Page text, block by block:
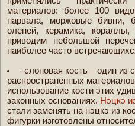
материалов: более 100
нарвала, моржовые бивни,
оленей, керамика,
приводим небольшой
наиболее часто
- слоновая кость – один из
распространённых
использование кости этих
законных основаниях. Нэцкэ
стали заменять на нэцкэ из
фигурки изготовлены